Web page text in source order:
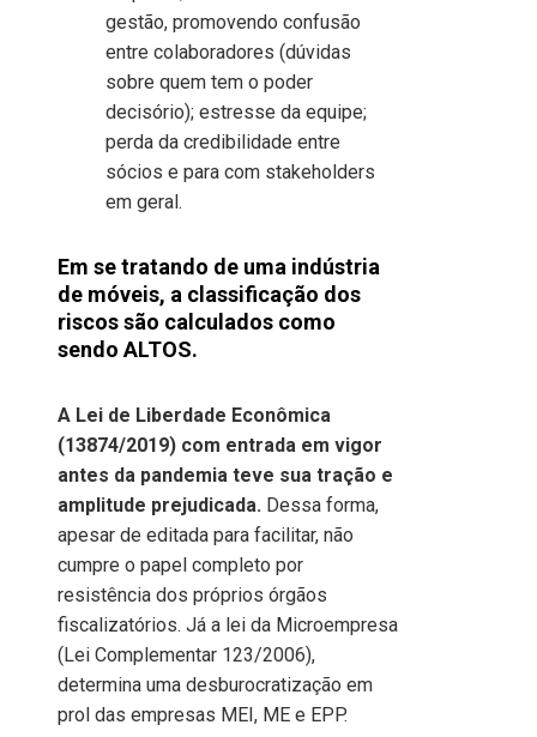
gestão, promovendo confusão
entre colaboradores (dúvidas
sobre quem tem o poder
decisório); estresse da equipe;
perda da credibilidade entre
sócios e para com stakeholders
em geral.
Em se tratando de uma indústria
de móveis, a classificação dos
riscos são calculados como
sendo ALTOS.
A Lei de Liberdade Econômica
(13874/2019) com entrada em vigor
antes da pandemia teve sua tração e
amplitude prejudicada. Dessa forma,
apesar de editada para facilitar, não
cumpre o papel completo por
resistência dos próprios órgãos
fiscalizatórios. Já a lei da Microempresa
(Lei Complementar 123/2006),
determina uma desburocratização em
prol das empresas MEI, ME e EPP.